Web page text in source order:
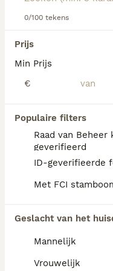
0/100 tekens
Prijs
Min Prijs
€
Populaire filters
Raad van
geverifieerd
ID-geverifieerde
Met FCI
Geslacht van het
Mannelijk
Vrouwelijk
We hebben 0
Als je toekomstige
exacte
FAQ's
geschikte
Chinese
honden die een